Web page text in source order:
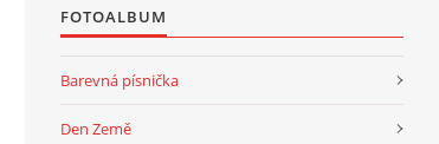
FOTOALBUM
Barevná písnička
Den Země